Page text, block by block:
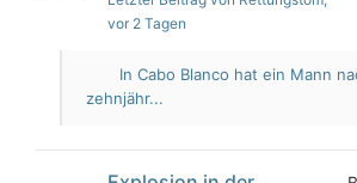
vor 2 Tagen
In Cabo Blanco hat ein Mann
zehnjähr...